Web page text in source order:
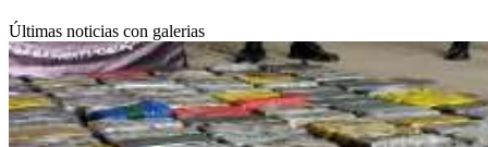
Últimas noticias con galerias